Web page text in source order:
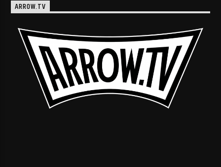
ARROW.TV